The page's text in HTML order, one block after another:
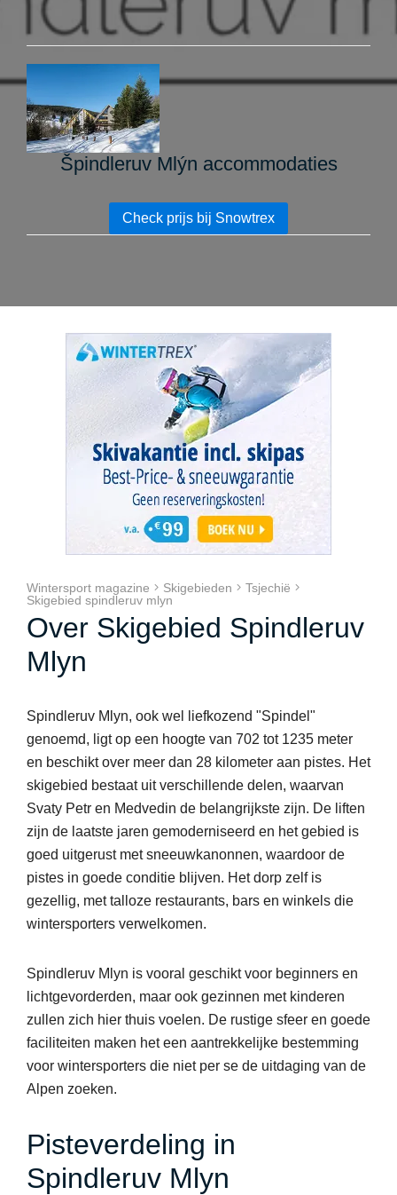
Špindleruv Mlýn accommodaties
Check prijs bij Snowtrex
Wintersport magazine Skigebieden
Tsjechië
Skigebied spindleruv mlyn
Over Skigebied Spindleruv
Mlyn
Spindleruv Mlyn, ook wel liefkozend "Spindel"
genoemd, ligt op een hoogte van 702 tot 1235 meter
en beschikt over meer dan 28 kilometer aan pistes. Het
skigebied bestaat uit verschillende delen, waarvan
Svaty Petr en Medvedin de belangrijkste zijn. De liften
zijn de laatste jaren gemoderniseerd en het gebied is
goed uitgerust met sneeuwkanonnen, waardoor de
pistes in goede conditie blijven. Het dorp zelf is
gezellig, met talloze restaurants, bars en winkels die
wintersporters verwelkomen.
Spindleruv Mlyn is vooral geschikt voor beginners en
lichtgevorderden, maar ook gezinnen met kinderen
zullen zich hier thuis voelen. De rustige sfeer en goede
faciliteiten maken het een aantrekkelijke bestemming
voor wintersporters die niet per se de uitdaging van de
Alpen zoeken.
Pisteverdeling in
Spindleruv Mlyn